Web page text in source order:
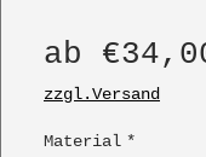
ab
zzgl.Versand
Material *